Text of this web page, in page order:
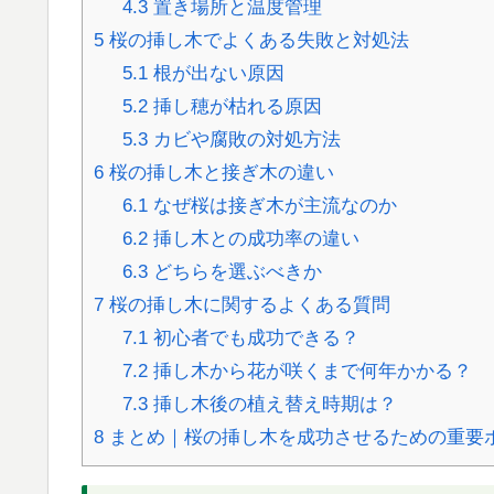
4.3置き場所と温度管理
5 桜の挿し木でよくある失敗と対処法
5.1根が出ない原因
5.2挿し穂が枯れる原因
5.3カビや腐敗の対処方法
6 桜の挿し木と接ぎ木の違い
6.1なぜ桜は接ぎ木が主流なのか
6.2挿し木との成功率の違い
6.3どちらを選ぶべきか
7 桜の挿し木に関するよくある質問
7.1初心者でも成功できる？
7.2挿し木から花が咲くまで何年かかる？
7.3挿し木後の植え替え時期は？
8 まとめ｜桜の挿し木を成功させるための重要